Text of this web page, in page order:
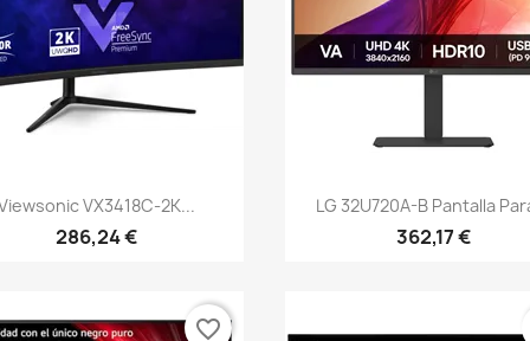
Vista rápida
VX3418C-2K...
286,24 €
Vista rápida
LG 32U720A-B Pantalla
362,17 €
favorite_border